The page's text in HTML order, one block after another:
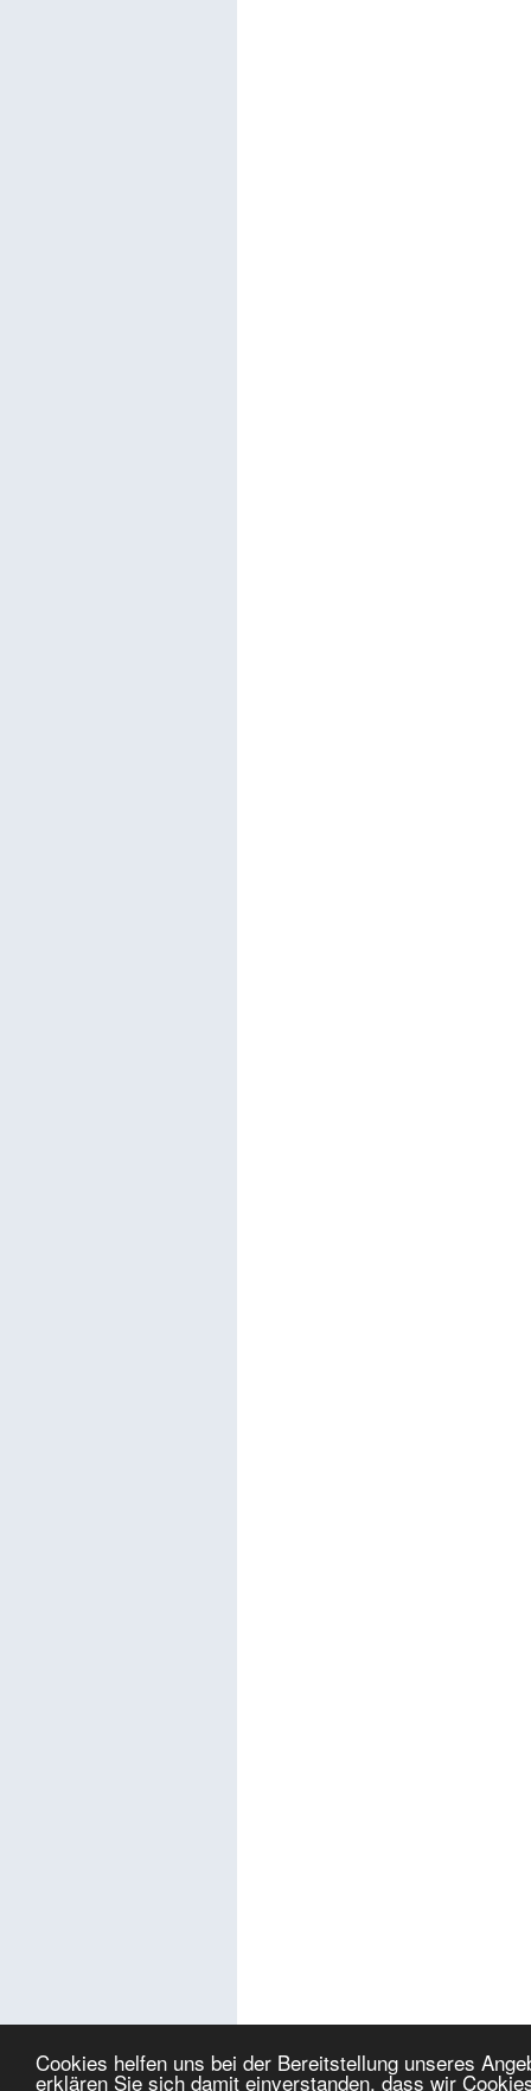
Cookies helfen uns bei der Bereitstellung unseres
erklären Sie sich damit einverstanden, dass wir